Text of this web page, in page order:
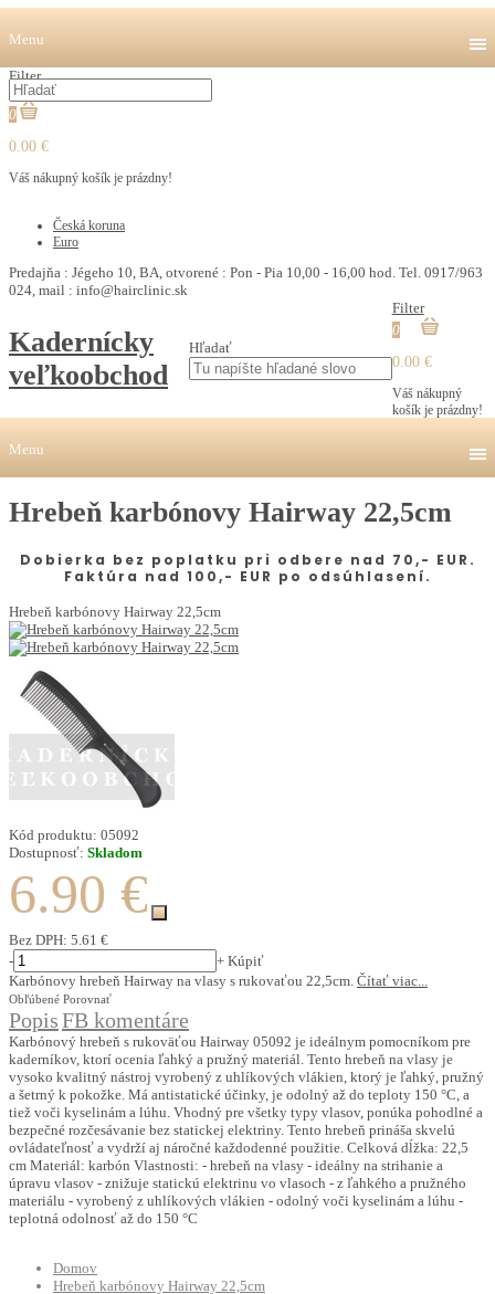
Menu
Filter
0
0.00 €
Váš nákupný košík je prázdny!
Česká koruna
Euro
Predajňa : Jégeho 10, BA, otvorené : Pon - Pia 10,00 - 16,00 hod. Tel. 0917/963
024, mail : info@hairclinic.sk
Kadernícky
veľkoobchod
Hľadať
Filter
0
0.00 €
Váš nákupný
košík je prázdny!
Menu
Hrebeň karbónovy Hairway 22,5cm
Dobierka bez poplatku pri odbere nad 70,- EUR.
Faktúra nad 100,- EUR po odsúhlasení.
Hrebeň karbónovy Hairway 22,5cm
Kód produktu: 05092
Dostupnosť: Skladom
6.90 €
Bez DPH: 5.61 €
-
+ Kúpiť
Karbónovy hrebeň Hairway na vlasy s rukovaťou 22,5cm. Čítať viac...
Obľúbené Porovnať
PopisFB komentáre
Karbónový hrebeň s rukoväťou Hairway 05092 je ideálnym pomocníkom pre
kaderníkov, ktorí ocenia ľahký a pružný materiál. Tento hrebeň na vlasy je
vysoko kvalitný nástroj vyrobený z uhlíkových vlákien, ktorý je ľahký, pružný
a šetrný k pokožke. Má antistatické účinky, je odolný až do teploty 150 °C, a
tiež voči kyselinám a lúhu. Vhodný pre všetky typy vlasov, ponúka pohodlné a
bezpečné rozčesávanie bez statickej elektriny. Tento hrebeň prináša skvelú
ovládateľnosť a vydrží aj náročné každodenné použitie. Celková dĺžka: 22,5
cm Materiál: karbón Vlastnosti: - hrebeň na vlasy - ideálny na strihanie a
úpravu vlasov - znižuje statickú elektrinu vo vlasoch - z ľahkého a pružného
materiálu - vyrobený z uhlíkových vlákien - odolný voči kyselinám a lúhu -
teplotná odolnosť až do 150 °C
Domov
Hrebeň karbónovy Hairway 22,5cm